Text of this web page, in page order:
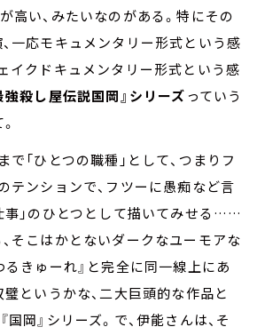
高い、みたいなのがある。特にその
一応モキュメンタリー形式という感
イクドキュメンタリー形式という感
強殺し屋伝説国岡』シリーズ っていう
で「ひとつの職種」として、つまりフ
テンションで、フツーに愚痴など言
事」のひとつとして描いてみせる……
そこはかとないダークなユーモアな
るきゅーれ』と完全に同一線上にあ
璧というかな、二大巨頭的な作品と
岡』シリーズ。で、伊能さんは、そ